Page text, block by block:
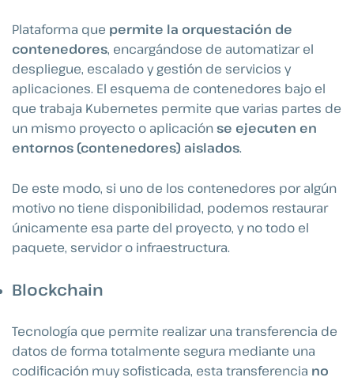
Plataforma que permite la orquestación de
contenedores, encargándose de automatizar el
despliegue, escalado y gestión de servicios y
aplicaciones. El esquema de contenedores bajo el
que trabaja Kubernetes permite que varias partes de
un mismo proyecto o aplicaciónse ejecuten en
entornos (contenedores) aislados.
De este modo, si uno de los contenedores por algún
motivo no tiene disponibilidad, podemos restaurar
únicamente esa parte del proyecto, y no todo el
paquete, servidor o infraestructura.
Blockchain
Tecnología que permite realizar una transferencia de
datos de forma totalmente segura mediante una
codificación muy sofisticada, esta transferencia no